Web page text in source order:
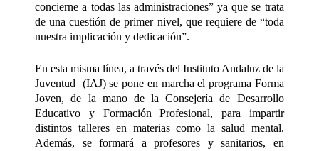
concierne a todas las administraciones” ya que se trata
de una cuestión de primer nivel, que requiere de “toda
nuestra implicación y dedicación”.
En esta misma línea, a través del Instituto Andaluz de la
Juventud (IAJ) se pone en marcha el programa Forma
Joven, de la mano de la Consejería de Desarrollo
Educativo y Formación Profesional, para impartir
distintos talleres en materias como la salud mental.
Además, se formará a profesores y sanitarios, en